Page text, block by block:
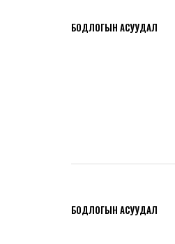
БОДЛОГЫН АСУУДАЛ
БОДЛОГЫН АСУУДАЛ